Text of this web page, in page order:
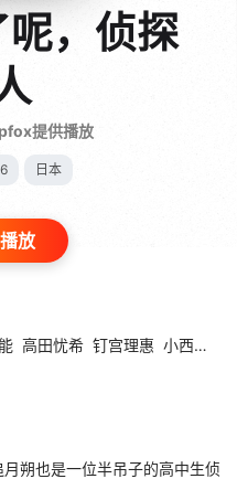
，侦探
提供播放
日本
放
高田忧希 钉宫理惠 小西克幸
朔也是一位半吊子的高中生侦